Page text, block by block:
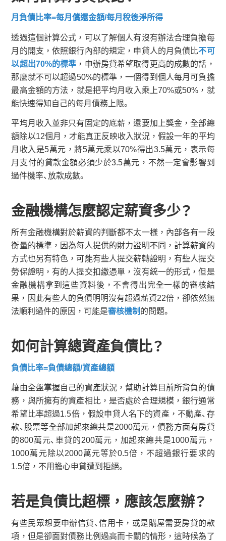
月負債比率=每月償還金額/每月稅後淨所得
透過這個計算公式，可以了解個人有沒有辦法合理負擔每
月的開支，依照銀行內部的規定，申貸人的月負債比不可
以超出70%的標準 ，申辦房貸希望取得更高的成數的話，
那麼就不可以超過50%的標準，一個得到個人每月可負擔
最高金額的方法，就是把平均月收入乘上70%或50%，就
能快速得知自己的每月債務上限。
平均月收入並非只有固定的底薪，還要加上獎金，全部總
額除以12個月，才能真正反映收入狀況，假設一年的平均
月收入是5萬元，將5萬元乘以70%得出3.5萬元，表示每
月支付的貸款金額必須少於3.5萬元，不然一定會影響到
過件機率、放款成數。
金融機構怎麼認定薪資多少？
所有金融機構對於薪資的判斷都不太一樣，內部各有一段
衡量的標準，因為每人提供的財力證明不同，計算薪資的
方式也另有特色，可能有些人提交薪轉證明，有些人提交
勞保證明，有的人提交扣繳憑單，沒有統一的形式，但是
金融機構拿到這些資料後，不會得出完全一樣的審核結
果，因此有些人的負債明明沒有超過薪資22倍，卻依然無
法順利過件的原因，可能是審核機制 的問題。
如何計算總資產負債比？
負債比率=負債總額/資產總額
藉由全盤掌握自己的資產狀況，幫助計算目前所背負的債
務，與所擁有的資產相比，是否處於合理規模，銀行通常
希望比率超過1.5倍，假設申貸人名下的資產，不動產、存
款、股票等全部加起來總共是2000萬元，債務方面有房貸
的800萬元、車貸的200萬元，加起來總共是1000萬元，
1000萬元除以2000萬元等於0.5倍，不超過銀行要求的
1.5倍，不用擔心申貸遭到拒絕。
若是負債比超標，應該怎麼辦？
有些民眾想要申辦信貸、信用卡，或是購屋需要房貸的款
項，但是卻面對債務比例過高而卡關的情形，這時候為了